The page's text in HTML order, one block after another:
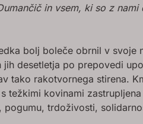
in vsem, ki so z
bolj boleče obrnil v svoje
desetletja po prepovedi
rakotvornega stirena.
težkimi kovinami
trdoživosti,